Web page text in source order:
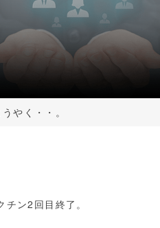
やく・・。
ン2回目終了。